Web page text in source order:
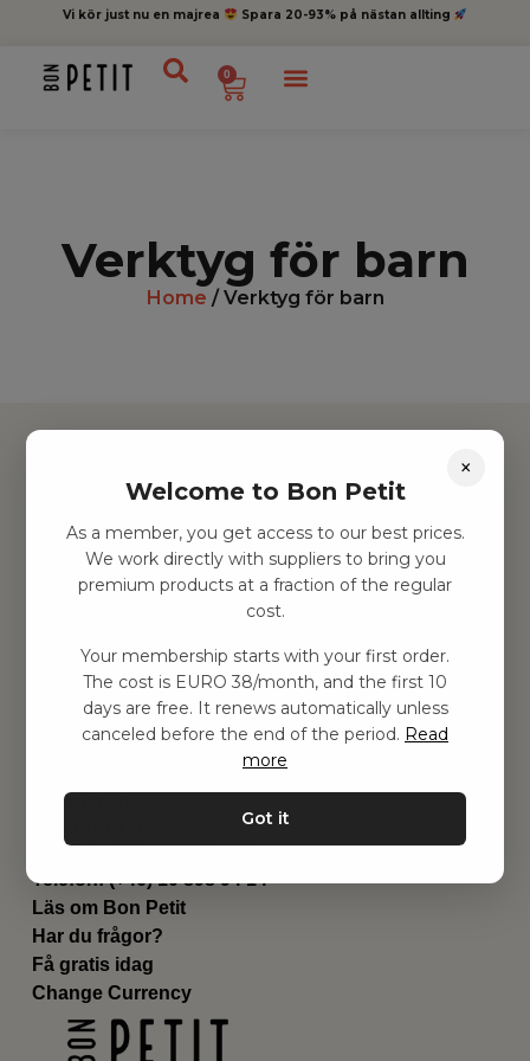
Vi kör just nu en majrea Spara 20-93% på nästan allting
0
Verktyg för barn
Home / Verktyg för barn
Hitta inspiration
Leksaker
Barnrum
Utrustning
Genvägar
Om oss
Leverans
Privat policy
Kontakta oss
Email:hej@bonpetit.se/fr
Telefon: (+46) 10 898 94 14
Läs om Bon Petit
Har du frågor?
Få gratis idag
Change Currency
×
Welcome to Bon Petit
As a member, you get access to our best prices.
We work directly with suppliers to bring you
premium products at a fraction of the regular
cost.
Your membership starts with your first order.
The cost is EURO 38/month, and the first 10
days are free. It renews automatically unless
canceled before the end of the period. Read
more
Got it